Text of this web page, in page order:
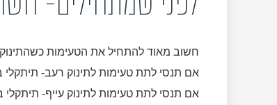
חשוב מאוד להתחיל את הטעימות
אם תנסי לתת טעימות לתינוק רעב- תיתקלי
אם תנסי לתת טעימות לתינוק עייף- תיתקלי